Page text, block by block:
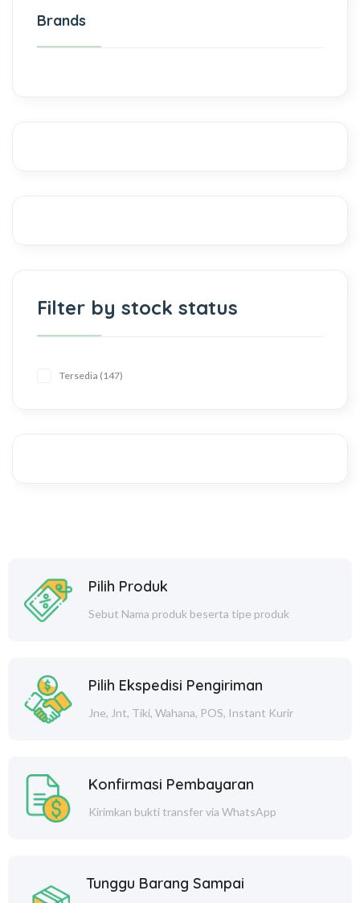
Brands
Filter by stock status
Tersedia 147
Pilih Produk
Sebut Nama produk beserta tipe produk
Pilih Ekspedisi Pengiriman
Jne, Jnt, Tiki, Wahana, POS, Instant Kurir
Konfirmasi Pembayaran
Kirimkan bukti transfer via WhatsApp
Tunggu Barang Sampai